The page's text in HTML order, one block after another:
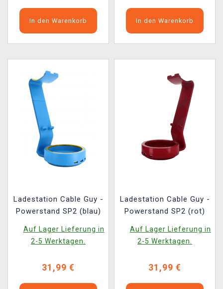
In den Warenkorb In den Warenkorb
Ladestation Cable Guy -
Powerstand SP2 (blau)
Auf Lager Lieferung in
2-5 Werktagen.
31,99 €
Ladestation Cable Guy -
Powerstand SP2 (rot)
Auf Lager Lieferung in
2-5 Werktagen.
31,99 €